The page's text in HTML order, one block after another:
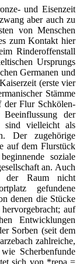
und Eisenzeit
aber auch zu
von Menschen
zum Kontakt hier
Rinderoffenstall
Ursprungs
Germanen und
(erste vier
Stämme
der Flur Schkölen-
der
sind vielleicht als
Der zugehörige
auf dem Flurstück
soziale
an. Auch
der Raum nicht
gefundene
denen die Stücke
auf
Entwicklungen
Sorben (seit dem
zahlreiche,
Scherbenfunde
sich von *repa =